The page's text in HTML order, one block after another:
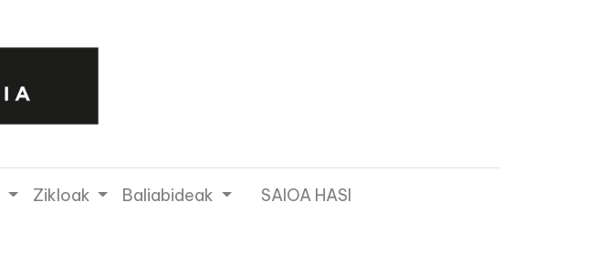
Zikloak Baliabideak SAIOA HASI